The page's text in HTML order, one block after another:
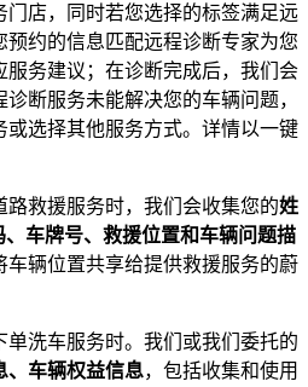
店，同时若您选择的标签满足远
约的信息匹配远程诊断专家为您
务建议；在诊断完成后，我们会
断服务未能解决您的车辆问题，
选择其他服务方式。详情以一键
路救援服务时，我们会收集您的姓
车牌号、救援位置和车辆问题描
车辆位置共享给提供救援服务的蔚
单洗车服务时。我们或我们委托的
、车辆权益信息，包括收集和使用